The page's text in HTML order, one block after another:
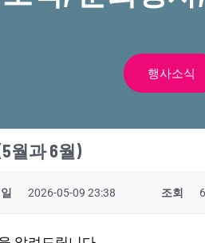
행사소식
월과 6월)
2026-05-09 23:38 조회